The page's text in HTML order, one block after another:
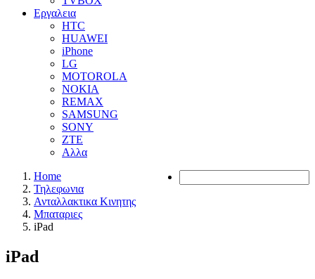
Εργαλεια
HTC
HUAWEI
iPhone
LG
MOTOROLA
NOKIA
REMAX
SAMSUNG
SONY
ZTE
Αλλα
Home
Τηλεφωνια
Ανταλλακτικα Κινητης
Μπαταριες
iPad
iPad